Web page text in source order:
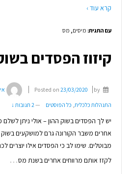
קרא עוד ›
עם התגית: מיסים, מס
קיזוז הפסדים
Posted on 23/03/2020 by
התנהלות כלכלית, כל הפוסטים —2 תגובות ↓
יש לך הפסדים בשוק ההון – אולי ניתן
אחרים משבר הקורונה גרם למושקעים
מבוטלים. שימו לב כי הפסדים אילו יוצרים
לקזז אותם מרווחים אחרים בשנת מס…